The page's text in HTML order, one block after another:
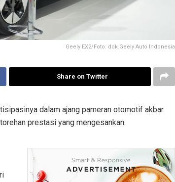
Geely EX2/Foto: dok.Geely Auto Indonesia
Share on Twitter
dalam ajang pameran otomotif akbar
prestasi yang mengesankan.